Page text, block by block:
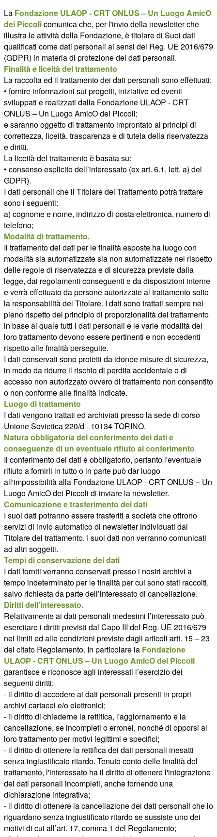
La Fondazione ULAOP - CRT ONLUS – Un Luogo AmicO
dei Piccolicomunica che, per l'invio della newsletter che
illustra le attività della Fondazione, è titolare di Suoi dati
qualificati come dati personali ai sensi del Reg. UE 2016/679
(GDPR) in materia di protezione dei dati personali.
Finalità e liceità del trattamento
La raccolta ed il trattamento dei dati personali sono effettuati:
• fornire informazioni sui progetti, iniziative ed eventi
sviluppati e realizzati dalla Fondazione ULAOP - CRT
ONLUS – Un Luogo AmicO dei Piccoli;
e saranno oggetto di trattamento improntato ai principi di
correttezza, liceità, trasparenza e di tutela della riservatezza
e diritti.
La liceità del trattamento è basata su:
• consenso esplicito dell’interessato (ex art. 6.1, lett. a) del
GDPR).
I dati personali che il Titolare del Trattamento potrà trattare
sono i seguenti:
a) cognome e nome, indirizzo di posta elettronica, numero di
telefono;
Modalità di trattamento.
Il trattamento dei dati per le finalità esposte ha luogo con
modalità sia automatizzate sia non automatizzate nel rispetto
delle regole di riservatezza e di sicurezza previste dalla
legge, dai regolamenti conseguenti e da disposizioni interne
e verrà effettuato da persone autorizzate al trattamento sotto
la responsabilità del Titolare. I dati sono trattati sempre nel
pieno rispetto del principio di proporzionalità del trattamento
in base al quale tutti i dati personali e le varie modalità del
loro trattamento devono essere pertinenti e non eccedenti
rispetto alle finalità perseguite.
I dati conservati sono protetti da idonee misure di sicurezza,
in modo da ridurre il rischio di perdita accidentale o di
accesso non autorizzato ovvero di trattamento non consentito
o non conforme alle finalità indicate.
Luogo di trattamento
I dati vengono trattati ed archiviati presso la sede di corso
Unione Sovietica 220/d - 10134 TORINO.
Natura obbligatoria del conferimento dei dati e
conseguenze di un eventuale rifiuto al conferimento
Il conferimento dei dati è obbligatorio, pertanto l'eventuale
rifiuto a fornirli in tutto o in parte può dar luogo
all'impossibilità alla Fondazione ULAOP - CRT ONLUS – Un
Luogo AmicO dei Piccoli di inviare la newsletter.
Comunicazione e trasferimento dei dati
I suoi dati potranno essere trasferiti a società che offrono
servizi di invio automatico di newsletter individuati dal
Titolare del trattamento. I suoi dati non verranno comunicati
ad altri soggetti.
Tempi di conservazione dei dati
I dati forniti verranno conservati presso i nostri archivi a
tempo indeterminato per le finalità per cui sono stati raccolti,
salvo richiesta da parte dell’interessato di cancellazione.
Diritti dell’interessato.
Relativamente ai dati personali medesimi l’interessato può
esercitare i diritti previsti dal Capo III del Reg. UE 2016/679
nei limiti ed alle condizioni previste dagli articoli artt. 15 – 23
del citato Regolamento. In particolare la Fondazione
ULAOP - CRT ONLUS – Un Luogo AmicO dei Piccoli
garantisce e riconosce agli interessati l’esercizio dei
seguenti diritti:
- il diritto di accedere ai dati personali presenti in propri
archivi cartacei e/o elettronici;
- il diritto di chiederne la rettifica, l'aggiornamento e la
cancellazione, se incompleti o erronei, nonché di opporsi al
loro trattamento per motivi legittimi e specifici;
- il diritto di ottenere la rettifica dei dati personali inesatti
senza ingiustificato ritardo. Tenuto conto delle finalità del
trattamento, l'interessato ha il diritto di ottenere l'integrazione
dei dati personali incompleti, anche fornendo una
dichiarazione integrativa;
- il diritto di ottenere la cancellazione dei dati personali che lo
riguardano senza ingiustificato ritardo se sussiste uno dei
motivi di cui all’art. 17, comma 1 del Regolamento;